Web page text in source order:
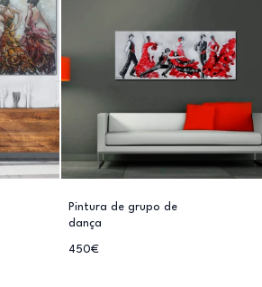
Pintura de grupo de
dança
450€